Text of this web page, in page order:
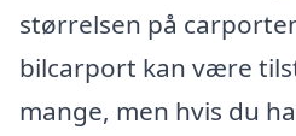
størrelsen på
bilcarport kan være
mange, men hvis du